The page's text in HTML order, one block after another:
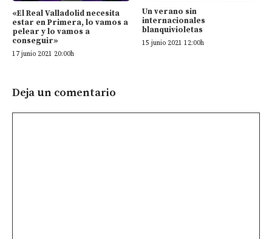
«El Real Valladolid necesita
estar en Primera, lo vamos a
pelear y lo vamos a
conseguir»
17 junio 2021 20:00h
Un verano sin
internacionales
blanquivioletas
15 junio 2021 12:00h
Deja un comentario